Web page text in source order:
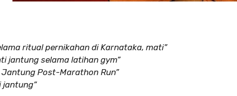
ritual pernikahan di Karnataka, mati”
jantung selama latihan gym”
Jantung Post-Marathon Run”
jantung”